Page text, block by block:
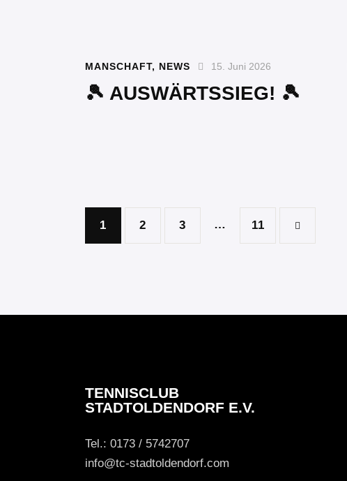
MANSCHAFT, NEWS 15. Juni 2026
🎾 AUSWÄRTSSIEG! 🎾
1 2 3 … 11
>
TENNISCLUB
STADTOLDENDORF E.V.
Tel.: 0173 / 5742707
info@tc-stadtoldendorf.com